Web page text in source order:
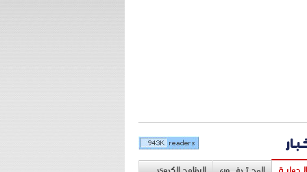
المحـتـرفــون البرنامج الكروي